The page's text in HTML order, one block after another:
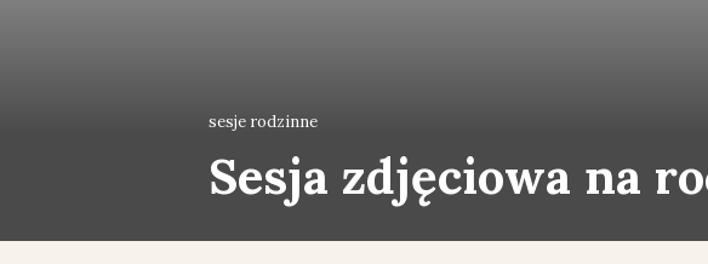
sesje rodzinne
Sesja zdjęciowa na